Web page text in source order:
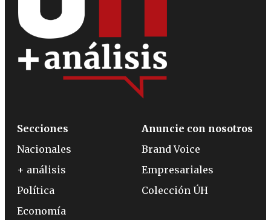
Secciones
Nacionales
+ análisis
Política
Economía
Anuncie con nosotros
Brand Voice
Empresariales
Colección ÚH